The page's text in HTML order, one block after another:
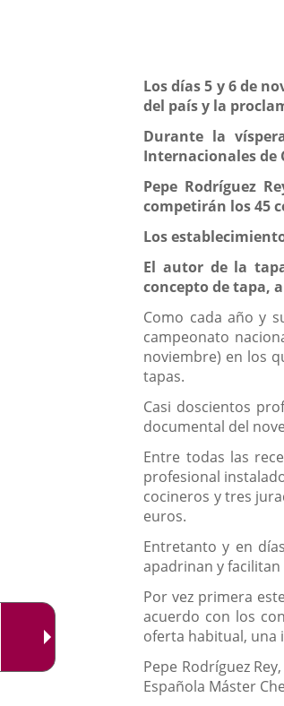
Los días 5 y 6 de
del país y la
Durante la
Internacionales de
Pepe Rodríguez
competirán los 45
Los
El autor de la
concepto de tapa,
Como cada año y
campeonato
noviembre) en los
tapas.
Casi doscientos
documental del
Entre todas las
profesional
cocineros y tres
euros.
Entretanto y en
apadrinan y
Por vez primera
acuerdo con los
oferta habitual, una
Pepe Rodríguez
Española Máster